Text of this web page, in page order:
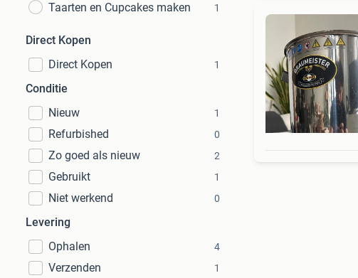
Taarten en Cupcakes maken 1
Direct Kopen
Direct Kopen
1
Conditie
Nieuw
1
Refurbished 0
Zo goed als nieuw 2
Gebruikt 1
Niet werkend 0
Levering
Ophalen
4
Verzenden 1